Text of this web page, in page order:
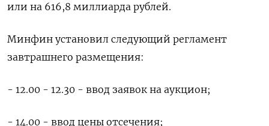
или на 616,8 миллиарда рублей.
Минфин установил следующий регламент
завтрашнего размещения:
- 12.00 - 12.30 - ввод заявок на аукцион;
- 14.00 - ввод цены отсечения;